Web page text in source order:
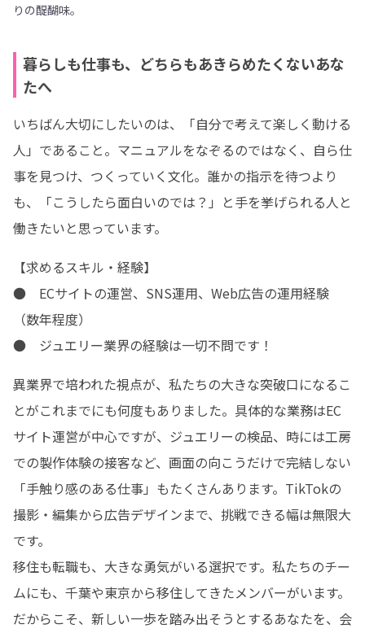
りの醍醐味。
暮らしも仕事も、どちらもあきらめたくないあな
たへ
いちばん大切にしたいのは、「自分で考えて楽しく動ける
人」であること。マニュアルをなぞるのではなく、自ら仕
事を見つけ、つくっていく文化。誰かの指示を待つより
も、「こうしたら面白いのでは？」と手を挙げられる人と
働きたいと思っています。
【求めるスキル・経験】
●	ECサイトの運営、SNS運用、Web広告の運用経験
（数年程度）
●	ジュエリー業界の経験は一切不問です！
異業界で培われた視点が、私たちの大きな突破口になるこ
とがこれまでにも何度もありました。具体的な業務はEC
サイト運営が中心ですが、ジュエリーの検品、時には工房
での製作体験の接客など、画面の向こうだけで完結しない
「手触り感のある仕事」もたくさんあります。TikTokの
撮影・編集から広告デザインまで、挑戦できる幅は無限大
です。
移住も転職も、大きな勇気がいる選択です。私たちのチー
ムにも、千葉や東京から移住してきたメンバーがいます。
だからこそ、新しい一歩を踏み出そうとするあなたを、会